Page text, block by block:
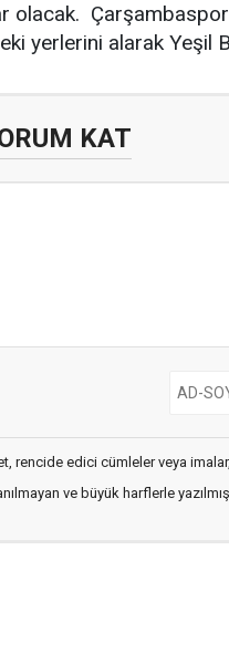
olacak.
yerlerini alarak Yeşil
KAT
rencide edici cümleler veya
ve büyük harflerle